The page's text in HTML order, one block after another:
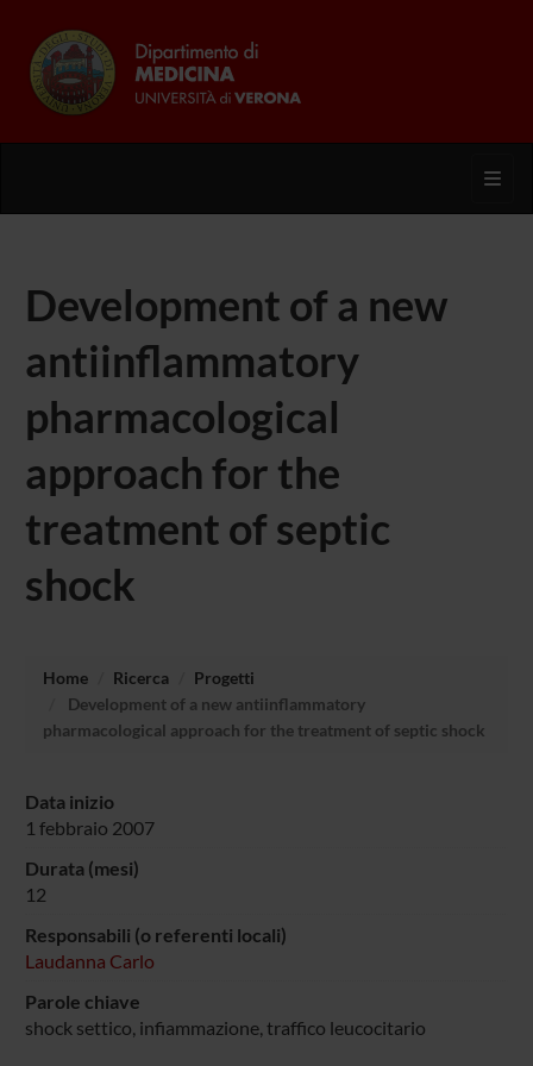
Development of a new
antiinflammatory
pharmacological
approach for the
treatment of septic
shock
Home Ricerca
Progetti
Development of a new antiinflammatory
pharmacological approach for the treatment of septic shock
Data inizio
1 febbraio 2007
Durata (mesi)
12
Responsabili (o referenti locali)
Laudanna Carlo
Parole chiave
shock settico, infiammazione, traffico leucocitario